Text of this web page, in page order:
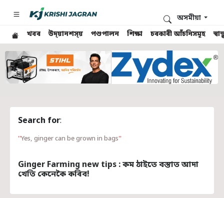
খবৰ উদ্য়ানশস্য় পশুপালন শিক্ষা চৰকাৰী আঁচনিসমূহ
অসমীয়া
Search for:
Yes, ginger can be grown in bags
Ginger Farming new tips : কম ঠাইতে বস্তাত আদা
খেতি কেনেকৈ কৰিব!